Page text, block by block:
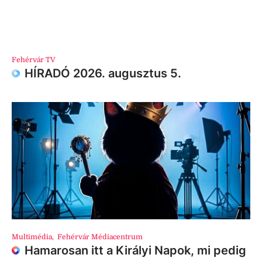
Fehérvár TV
HÍRADÓ 2026. augusztus 5.
Multimédia, Fehérvár Médiacentrum
Hamarosan itt a Királyi Napok, mi pedig